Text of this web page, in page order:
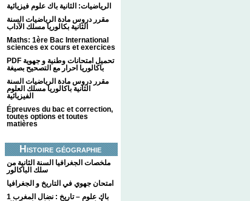
الرياضيات: الثانية باك علوم فيزيائية
مقرر دروس مادة الرياضيات السنة
الثانية بكالوريا مسلك الآداب
Maths: 1ère Bac International
sciences ex cours et exercices
PDF تحميل امتحانات وطنية و جهوية
باكالوريا احرار مع التصحيح بصيغة
مقرر دروس مادة الرياضيات السنة
الثانية باكالوريا مسلك العلوم
الفيزيائية
Épreuves du bac et correction,
toutes options et toutes
matières
Histoire géographie
ملخصات الجغرافيا السنة الثانية من
سلك الباكالور
امتحان جهوي في التاريخ و الجغرافيا
1 باك علوم – تاريخ : نضال المغرب